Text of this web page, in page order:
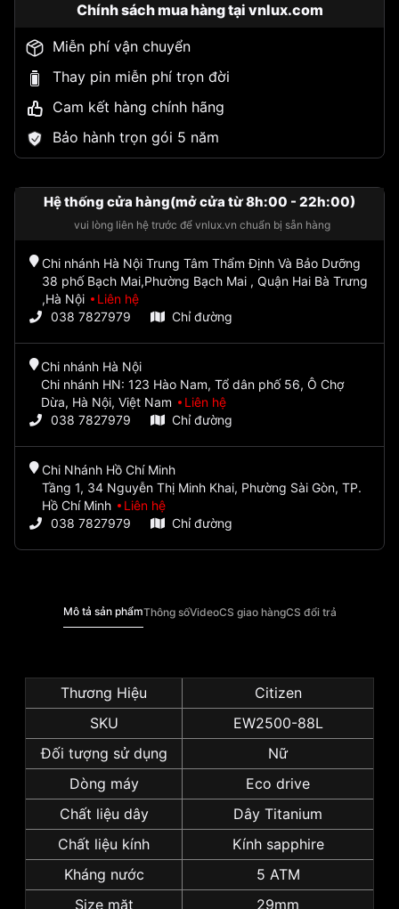
Chính sách mua hàng tại vnlux.com
Miễn phí vận chuyển
Thay pin miễn phí trọn đời
Cam kết hàng chính hãng
Bảo hành trọn gói 5 năm
Hệ thống cửa hàng(mở cửa từ 8h:00 - 22h:00)
vui lòng liên hệ trước để vnlux.vn chuẩn bị sẵn hàng
Chi nhánh Hà Nội Trung Tâm Thẩm Định Và Bảo Dưỡng
38 phố Bạch Mai,Phường Bạch Mai , Quận Hai Bà Trưng
,Hà Nội
Liên hệ
038 7827979
Chỉ đường
Chi nhánh Hà Nội
Chi nhánh HN: 123 Hào Nam, Tổ dân phố 56, Ô Chợ
Dừa, Hà Nội, Việt Nam
Liên hệ
038 7827979
Chỉ đường
Chi Nhánh Hồ Chí Minh
Tầng 1, 34 Nguyễn Thị Minh Khai, Phường Sài Gòn, TP.
Hồ Chí Minh
Liên hệ
038 7827979
Chỉ đường
Mô tả sản phẩmThông sốVideoCS giao hàngCS đổi trả
Thương Hiệu
Citizen
SKU
EW2500-88L
Đối tượng sử dụng
Nữ
Dòng máy
Eco drive
Chất liệu dây
Dây Titanium
Chất liệu kính
Kính sapphire
Kháng nước
5 ATM
Size mặt
29mm